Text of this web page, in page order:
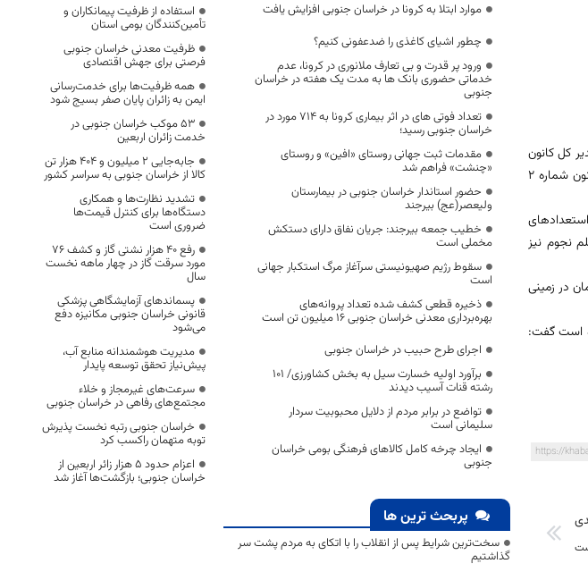
کل کانون
استان و جمعی دیگر از مسئولین شهر ستان سومین آسمان نمای دیجیتال کانون استان در محل مرکز فرهنگی و هنری کانون شماره 2
نجوم نیز
کرد و گفت: این آسمان‌نما با اعتباری بالغ بر 100میلیون تومان در زمینی
است گفت:
https://
موارد ابتلا به کرونا در خراسان جنوبی افزایش یافت
چطور اشیای کاغذی را ضدعفونی کنیم؟
ورود پر قدرت و بی تعارف ملانوری در کرونا، عدم
خدماتی حضوری بانک ها به مدت یک هفته در خراسان
جنوبی
تعداد فوتی های در اثر بیماری کرونا به 714 مورد در
خراسان جنوبی رسید؛
مقدمات ثبت جهانی روستای «افین» و روستای
«چنشت» فراهم شد
حضور استاندار خراسان جنوبی در بیمارستان
ولیعصر(عج) بیرجند
خطیب جمعه بیرجند: جریان نفاق دارای دستکش
مخملی است
سقوط رژیم صهیونیستی سرآغاز مرگ استکبار جهانی
است
ذخیره قطعی کشف شده تعداد پروانه‌های
بهره‌برداری معدنی خراسان جنوبی ۱۶ میلیون تن است
اجرای طرح حبیب در خراسان جنوبی
برآورد اولیه خسارت سیل به بخش کشاورزی/ ۱۰۱
رشته قنات آسیب دیدند
تواضع در برابر مردم از دلایل محبوبیت سردار
سلیمانی است
ایجاد چرخه کامل کالاهای فرهنگی بومی خراسان
جنوبی
پربحث ترین ها
سخت‌ترین شرایط پس از انقلاب را با اتکای به مردم پشت سر
گذاشتیم
استفاده از ظرفیت پیمانکاران و
تأمین‌کنندگان بومی استان
ظرفیت معدنی خراسان جنوبی
فرصتی برای جهش اقتصادی
همه ظرفیت‌ها برای خدمت‌رسانی
ایمن به زائران پایان صفر بسیج شود
53 موکب خراسان جنوبی در
خدمت زائران اربعین
جابه‌جایی 2 میلیون و 404 هزار تن
کالا از خراسان جنوبی به سراسر کشور
تشدید نظارت‌ها و همکاری
دستگاه‌ها برای کنترل قیمت‌ها
ضروری است
رفع 40 هزار نشتی گاز و کشف 76
مورد سرقت گاز در چهار ماهه نخست
سال
پسماندهای آزمایشگاهی پزشکی
قانونی خراسان جنوبی مکانیزه دفع
می‌شود
مدیریت هوشمندانه منابع آب،
پیش‌نیاز تحقق توسعه پایدار
سرعت‌های غیرمجاز و خلاء
مجتمع‌های رفاهی در خراسان جنوبی
خراسان جنوبی رتبه نخست پذیرش
توبه متهمان راکسب کرد
اعزام حدود 5 هزار زائر اربعین از
خراسان جنوبی؛ بازگشت‌ها آغاز شد